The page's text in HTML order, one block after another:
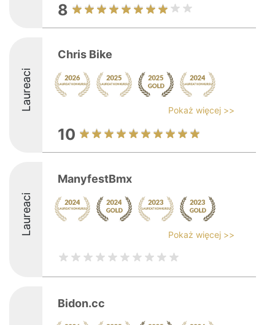
8
Laureaci
Chris Bike
Pokaż więcej >>
10
Laureaci
ManyfestBmx
Pokaż więcej >>
Bidon.cc